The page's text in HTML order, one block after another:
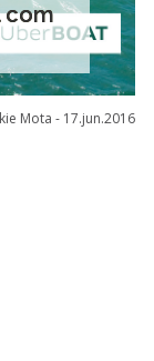
com
Mota - 17.jun.2016